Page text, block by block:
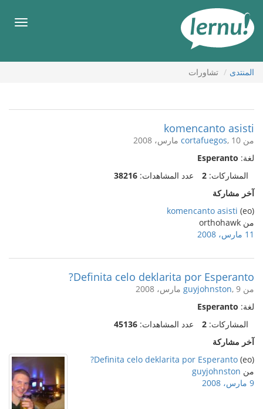
المحتويات
قائمة
المنتدى تشاورات
komencanto asisti
من cortafuegos, 10 مارس، 2008
لغة: Esperanto
المشاركات: 2 عدد المشاهدات: 38216
آخر مشاركة
(eo)
komencanto asisti
من orthohawk
11 مارس، 2008
Definita celo deklarita por Esperanto?
من guyjohnston, 9 مارس، 2008
لغة: Esperanto
المشاركات: 2 عدد المشاهدات: 45136
آخر مشاركة
(eo)
Definita celo deklarita por Esperanto?
من guyjohnston
9 مارس، 2008